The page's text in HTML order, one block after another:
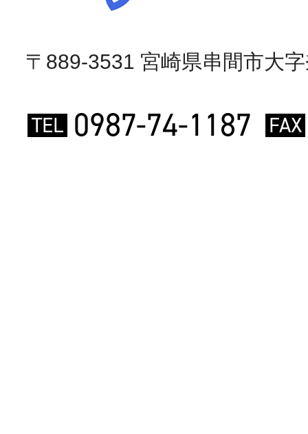
〒889-3531 宮崎県串間市大
TEL 0987-74-1187 FAX